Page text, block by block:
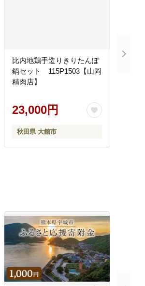
比内地鶏手造りきりたんぽ
鍋セット 115P1503【山岡
精肉店】
23,000円
秋田県 大館市